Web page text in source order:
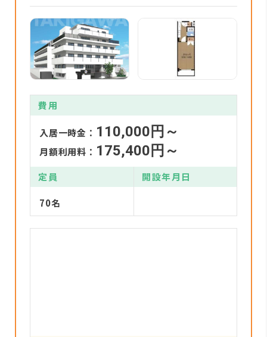
費用
入居一時金： 110,000円～
月額利用料： 175,400円～
定員 開設年月日
70名